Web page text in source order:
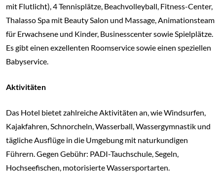
mit Flutlicht), 4 Tennisplätze, Beachvolleyball, Fitness-Center,
Thalasso Spa mit Beauty Salon und Massage, Animationsteam
für Erwachsene und Kinder, Businesscenter sowie Spielplätze.
Es gibt einen exzellenten Roomservice sowie einen speziellen
Babyservice.
Aktivitäten
Das Hotel bietet zahlreiche Aktivitäten an, wie Windsurfen,
Kajakfahren, Schnorcheln, Wasserball, Wassergymnastik und
tägliche Ausflüge in die Umgebung mit naturkundigen
Führern. Gegen Gebühr: PADI-Tauchschule, Segeln,
Hochseefischen, motorisierte Wassersportarten.